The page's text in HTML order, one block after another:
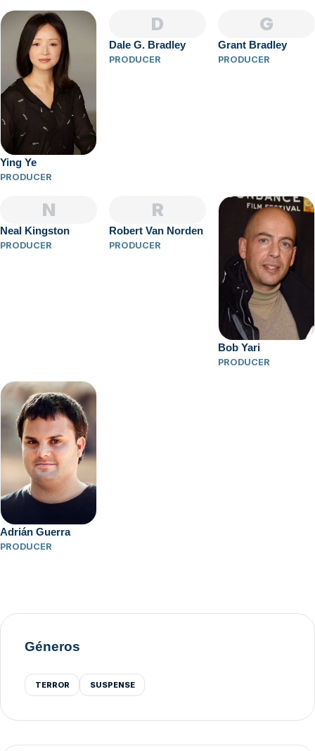
Ying Ye
PRODUCER
D
Dale G. Bradley
PRODUCER
G
Grant Bradley
PRODUCER
N
Neal Kingston
PRODUCER
R
Robert Van Norden
PRODUCER
Bob Yari
PRODUCER
Adrián Guerra
PRODUCER
Géneros
TERROR SUSPENSE